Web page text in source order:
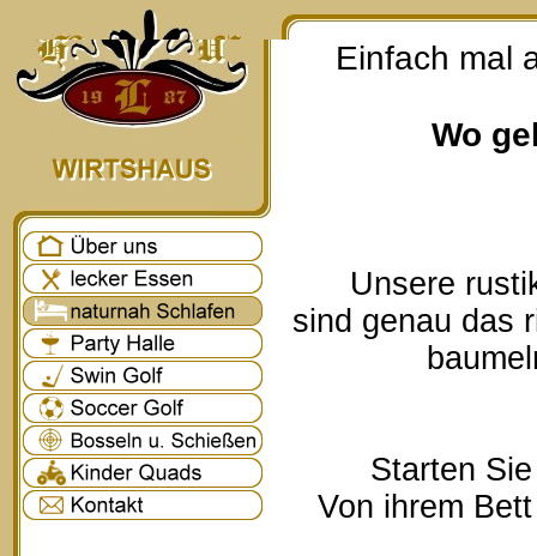
Einfach mal
Wo
Unsere
sind genau das
Starten
Von ihrem